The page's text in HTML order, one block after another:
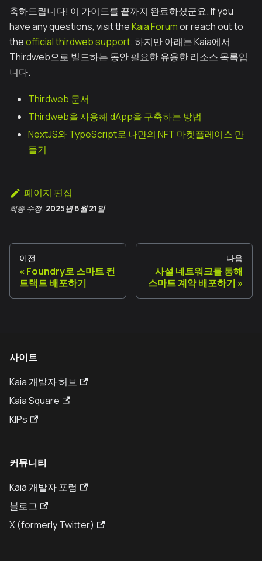
축하드립니다! 이 가이드를 끝까지 완료하셨군요. If you
have any questions, visit theKaia Forumor reach out to
theofficial thirdweb support. 하지만 아래는 Kaia에서
Thirdweb으로 빌드하는 동안 필요한 유용한 리소스 목록입
니다.
Thirdweb 문서
Thirdweb을 사용해 dApp을 구축하는 방법
NextJS와 TypeScript로 나만의 NFT 마켓플레이스 만
들기
페이지 편집
최종 수정: 2025년 8월 21일
이전
Foundry로 스마트 컨
트랙트 배포하기
다음
사설 네트워크를 통해
스마트 계약 배포하기
사이트
Kaia 개발자 허브
Kaia Square
KIPs
커뮤니티
Kaia 개발자 포럼
블로그
X (formerly Twitter)